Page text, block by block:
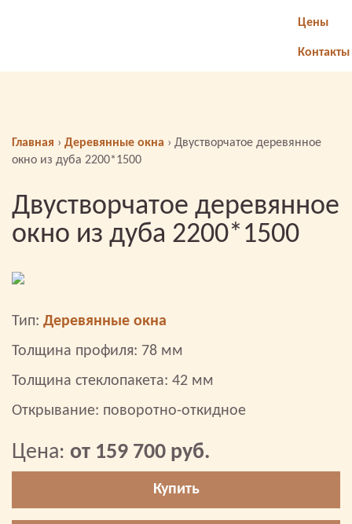
Цены
Контакты
Главная › Деревянные окна › Двустворчатое деревянное
окно из дуба 2200*1500
Двустворчатое деревянное
окно из дуба 2200*1500
Тип: Деревянные окна
Толщина профиля: 78 мм
Толщина стеклопакета: 42 мм
Открывание: поворотно-откидное
Цена: от 159 700 руб.
Купить